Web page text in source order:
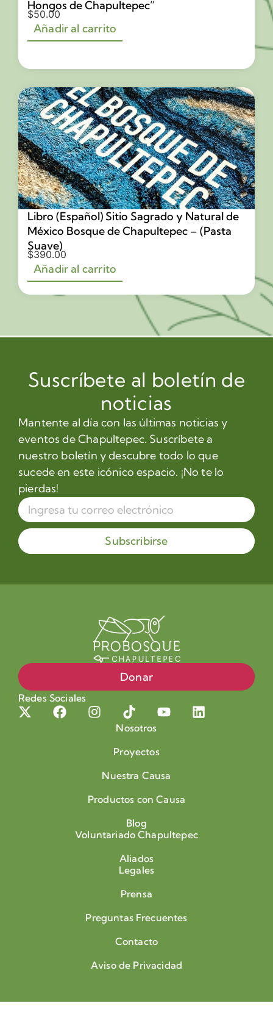
Hongos de Chapultepec”
$50.00
Añadir al carrito
Libro (Español) Sitio Sagrado y Natural de
México Bosque de Chapultepec – (Pasta
Suave)
$390.00
Añadir al carrito
Suscríbete al boletín de
noticias
Mantente al día con las últimas noticias y
eventos de Chapultepec. Suscríbete a
nuestro boletín y descubre todo lo que
sucede en este icónico espacio. ¡No te lo
pierdas!
Subscribirse
Donar
Redes Sociales
Nosotros
Proyectos
Nuestra Causa
Productos con Causa
Blog
Voluntariado Chapultepec
Aliados
Legales
Prensa
Preguntas Frecuentes
Contacto
Aviso de Privacidad